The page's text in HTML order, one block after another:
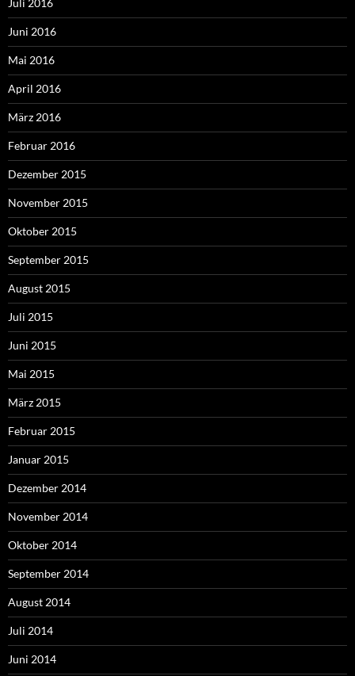
Juni 2016
Mai 2016
April 2016
März 2016
Februar 2016
Dezember 2015
November 2015
Oktober 2015
September 2015
August 2015
Juli 2015
Juni 2015
Mai 2015
März 2015
Februar 2015
Januar 2015
Dezember 2014
November 2014
Oktober 2014
September 2014
August 2014
Juli 2014
Juni 2014